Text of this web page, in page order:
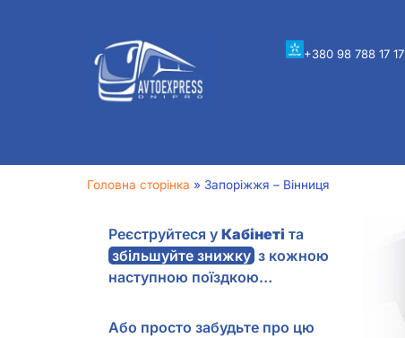
+380 98 788 17 17
Головна сторінка » Запоріжжя – Вінниця
Реєструйтеся уКабінеті та
збільшуйте знижку з кожною
наступною поїздкою…
Або просто забудьте про цю